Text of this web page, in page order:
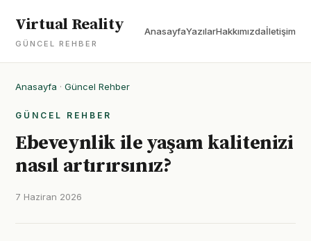
Virtual Reality
GÜNCEL REHBER
AnasayfaYazılarHakkımızdaİletişim
Anasayfa · Güncel Rehber
GÜNCEL REHBER
Ebeveynlik ile yaşam kalitenizi
nasıl artırırsınız?
7 Haziran 2026